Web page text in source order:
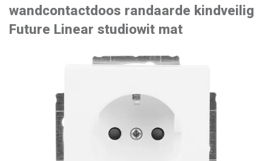
wandcontactdoos randaarde kindveilig
Future Linear studiowit mat